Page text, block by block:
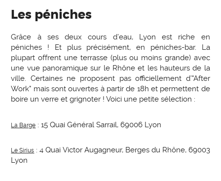
Les péniches
Grâce à ses deux cours d’eau, Lyon est riche en
péniches ! Et plus précisément, en péniches-bar. La
plupart offrent une terrasse (plus ou moins grande) avec
une vue panoramique sur le Rhône et les hauteurs de la
ville. Certaines ne proposent pas officiellement d’"After
Work" mais sont ouvertes à partir de 18h et permettent de
boire un verre et grignoter ! Voici une petite sélection :
La Barge : 15 Quai Général Sarrail, 69006 Lyon
Le Sirius : 4 Quai Victor Augagneur, Berges du Rhône, 69003
Lyon